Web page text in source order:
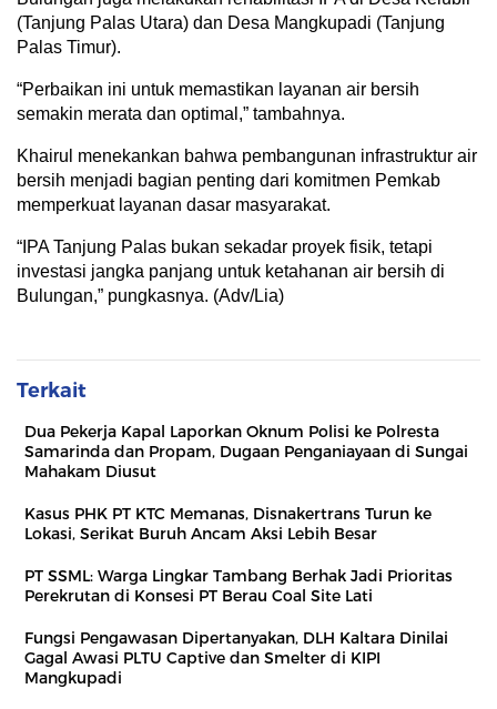
(Tanjung Palas Utara) dan Desa Mangkupadi (Tanjung
Palas Timur).
“Perbaikan ini untuk memastikan layanan air bersih
semakin merata dan optimal,” tambahnya.
Khairul menekankan bahwa pembangunan infrastruktur air
bersih menjadi bagian penting dari komitmen Pemkab
memperkuat layanan dasar masyarakat.
“IPA Tanjung Palas bukan sekadar proyek fisik, tetapi
investasi jangka panjang untuk ketahanan air bersih di
Bulungan,” pungkasnya. (Adv/Lia)
Terkait
Dua Pekerja Kapal Laporkan Oknum Polisi ke Polresta
Samarinda dan Propam, Dugaan Penganiayaan di Sungai
Mahakam Diusut
Kasus PHK PT KTC Memanas, Disnakertrans Turun ke
Lokasi, Serikat Buruh Ancam Aksi Lebih Besar
PT SSML: Warga Lingkar Tambang Berhak Jadi Prioritas
Perekrutan di Konsesi PT Berau Coal Site Lati
Fungsi Pengawasan Dipertanyakan, DLH Kaltara Dinilai
Gagal Awasi PLTU Captive dan Smelter di KIPI
Mangkupadi